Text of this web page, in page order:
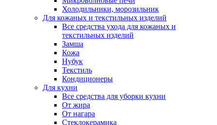
Холодильники, морозильник
Для кожаных и текстильных изделий
Все средства ухода для кожаных и
текстильных изделий
Замша
Кожа
Нубук
Текстиль
Кондиционеры
Для кухни
Все средства для уборки кухни
От жира
От нагара
Стеклокерамика